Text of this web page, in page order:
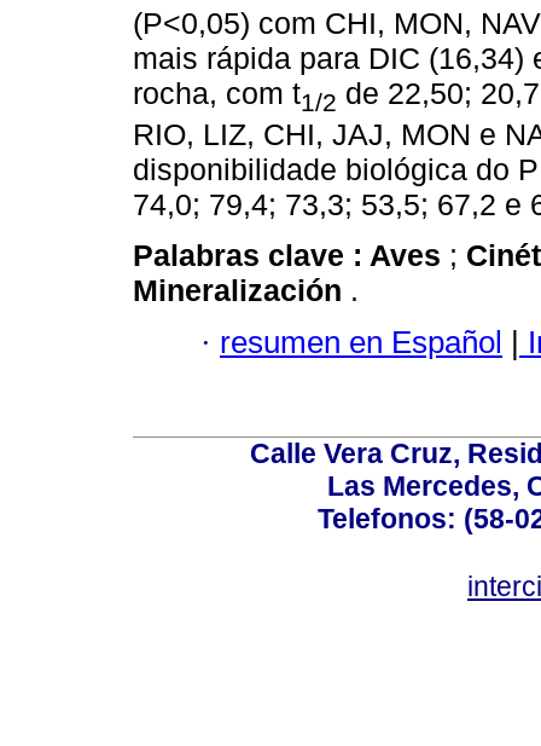
(P<0,05) com CHI, MON,
mais rápida para DIC
rocha, com t1/2 de 22,50;
RIO, LIZ, CHI, JAJ, MON e
disponibilidade biológica do
74,0; 79,4; 73,3; 53,5; 67,2 e
Palabras clave : Aves ;
Mineralización .
· resumen en Español |
Calle Vera Cruz,
Las Mercedes,
Telefonos: (58-